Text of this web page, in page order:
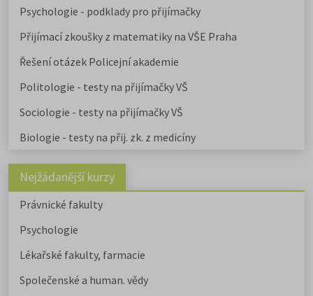
Psychologie - podklady pro přijímačky
Přijímací zkoušky z matematiky na VŠE Praha
Řešení otázek Policejní akademie
Politologie - testy na přijímačky VŠ
Sociologie - testy na přijímačky VŠ
Biologie - testy na přij. zk. z medicíny
Nejžádanější kurzy
Právnické fakulty
Psychologie
Lékařské fakulty, farmacie
Společenské a human. vědy